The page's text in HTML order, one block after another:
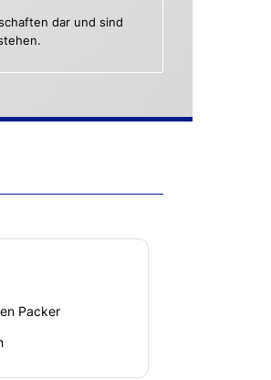
dar und sind
Packer